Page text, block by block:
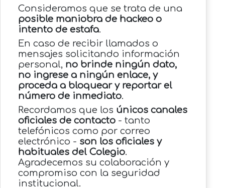
Consideramos que se trata de una
posible maniobra de hackeo o
intento de estafa.
En caso de recibir llamados o
mensajes solicitando información
personal, no brinde ningún dato,
no ingrese a ningún enlace, y
proceda a bloquear y reportar el
número de inmediato.
Recordamos que los únicos canales
oficiales de contacto - tanto
telefónicos como por correo
electrónico - son los oficiales y
habituales del Colegio.
Agradecemos su colaboración y
compromiso con la seguridad
institucional.